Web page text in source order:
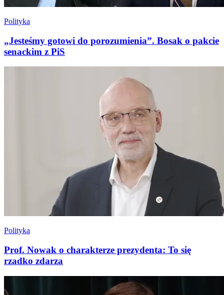
Polityka
„Jesteśmy gotowi do porozumienia”. Bosak o pakcie
senackim z PiS
Polityka
Prof. Nowak o charakterze prezydenta: To się
rzadko zdarza